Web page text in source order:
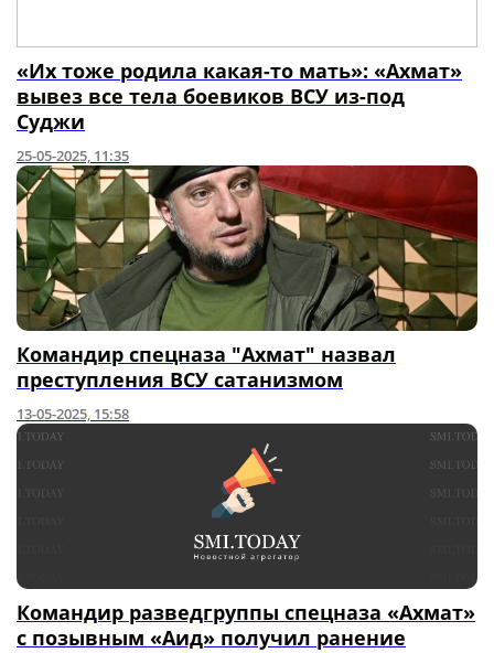
«Их тоже родила какая-то мать»: «Ахмат»
вывез все тела боевиков ВСУ из-под
Суджи
25-05-2025, 11:35
Командир спецназа "Ахмат" назвал
преступления ВСУ сатанизмом
13-05-2025, 15:58
Командир разведгруппы спецназа «Ахмат»
с позывным «Аид» получил ранение